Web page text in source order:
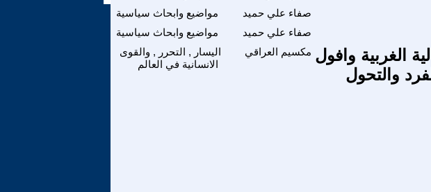
مواضيع وابحاث سياسية
صفاء علي حميد
مواضيع وابحاث سياسية
صفاء علي حميد
اليسار , التحرر , والقوى
الانسانية في العالم
مكسيم العراقي الغربية وافول
والتحول